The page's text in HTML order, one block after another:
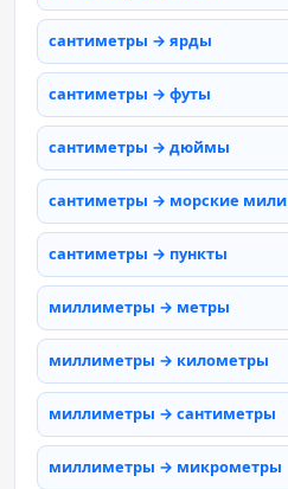
сантиметры → ярды
сантиметры → футы
сантиметры → дюймы
сантиметры → морские мили
сантиметры → пункты
миллиметры → метры
миллиметры → километры
миллиметры → сантиметры
миллиметры → микрометры